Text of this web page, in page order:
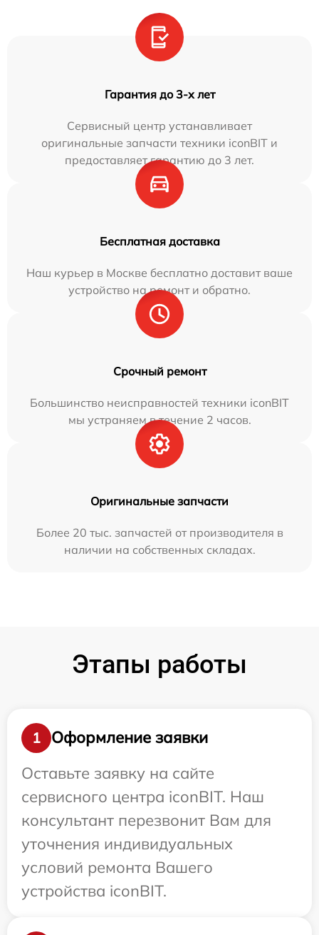
Гарантия до 3-х лет
Сервисный центр устанавливает
оригинальные запчасти техники iconBIT и
предоставляет гарантию до 3 лет.
Бесплатная доставка
Наш курьер в Москве бесплатно доставит ваше
устройство на ремонт и обратно.
Срочный ремонт
Большинство неисправностей техники iconBIT
мы устраняем в течение 2 часов.
Оригинальные запчасти
Более 20 тыс. запчастей от производителя в
наличии на собственных складах.
Этапы работы
1
Оформление заявки
Оставьте заявку на сайте
сервисного центра iconBIT. Наш
консультант перезвонит Вам для
уточнения индивидуальных
условий ремонта Вашего
устройства iconBIT.